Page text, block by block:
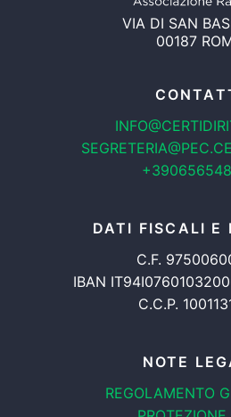
VIA DI SAN
00187
DATI FISCALI E
C.F.
IBAN
C.C.P.
NOTE
REGOLAMENTO